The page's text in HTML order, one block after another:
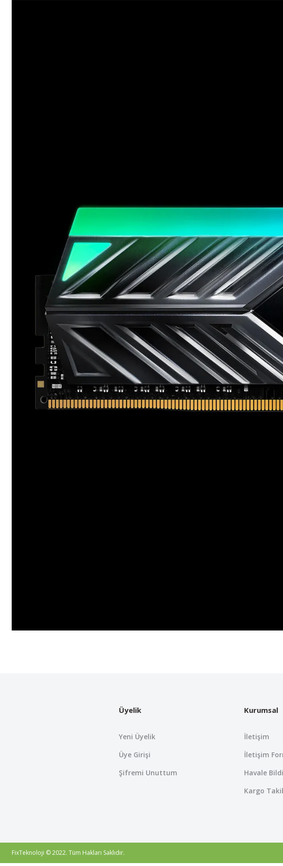
Ürün bilgilerinde hatalar bulunuyor.
Bu ürüne benzer farklı alternatifler olmalı.
Üyelik
Yeni Üyelik
Üye Girişi
Şifremi Unuttum
Kurumsal
İletişim
İletişim
Havale
Kargo
FixTeknoloji © 2022. Tüm Hakları Saklıdır.